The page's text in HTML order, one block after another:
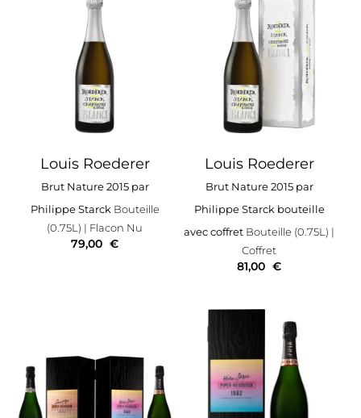
Louis Roederer
Brut Nature 2015 par
Philippe Starck Bouteille
(0.75L) | Flacon Nu
79,00 €
Louis Roederer
Brut Nature 2015 par
Philippe Starck bouteille
avec coffret Bouteille (0.75L) |
Coffret
81,00 €